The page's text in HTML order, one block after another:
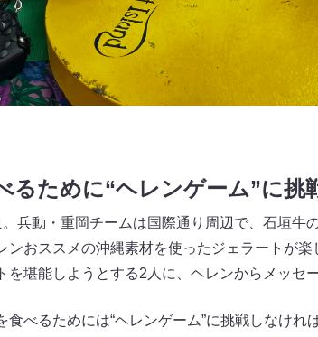
るために“ヘレンゲーム”に挑
兵動・重岡チームは国際通り周辺で、石垣牛
ンおススメの沖縄素材を使ったジェラートが
を堪能しようとする2人に、ヘレンからメッセ
食べるためには“ヘレンゲーム”に挑戦しなけれ